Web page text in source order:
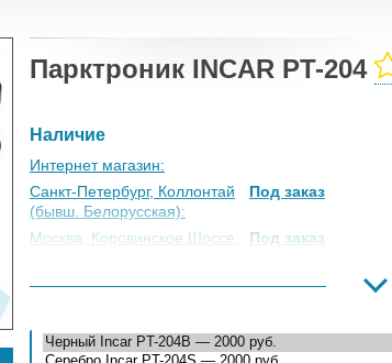
Парктроник INCAR PT-204
Наличие
Интернет магазин:
Санкт-Петербург, Коллонтай
(бывш. Белорусская):
Под заказ
Москва, Коровинское Шоссе:
Под заказ
Великий Новгород:
Под заказ
Нальчик:
Под заказ